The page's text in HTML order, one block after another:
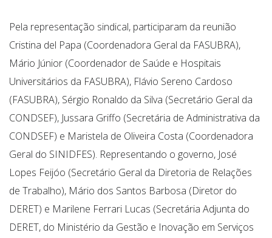
Pela representação sindical, participaram da reunião
Cristina del Papa (Coordenadora Geral da FASUBRA),
Mário Júnior (Coordenador de Saúde e Hospitais
Universitários da FASUBRA), Flávio Sereno Cardoso
(FASUBRA), Sérgio Ronaldo da Silva (Secretário Geral da
CONDSEF), Jussara Griffo (Secretária de Administrativa da
CONDSEF) e Maristela de Oliveira Costa (Coordenadora
Geral do SINIDFES). Representando o governo, José
Lopes Feijóo (Secretário Geral da Diretoria de Relações
de Trabalho), Mário dos Santos Barbosa (Diretor do
DERET) e Marilene Ferrari Lucas (Secretária Adjunta do
DERET, do Ministério da Gestão e Inovação em Serviços